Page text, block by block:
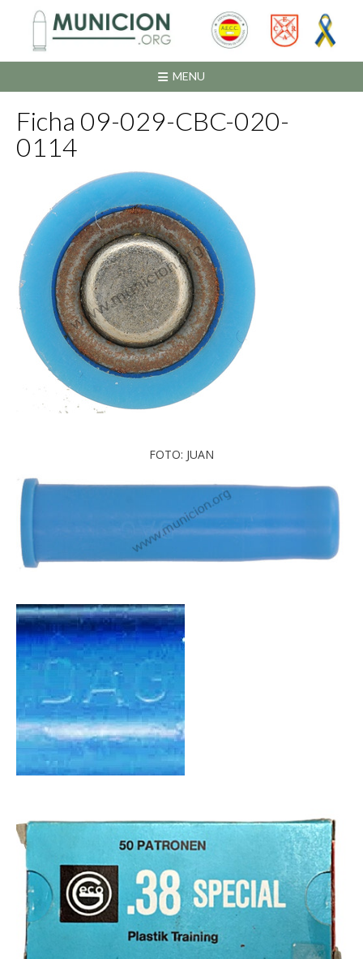
contenido
MENU
Ficha 09-029-CBC-020-
0114
FOTO: JUAN